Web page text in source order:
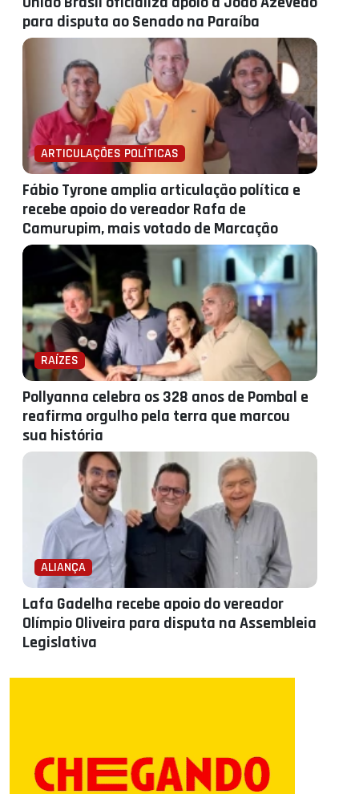
para disputa ao Senado na Paraíba
ARTICULAÇÕES POLÍTICAS
Fábio Tyrone amplia articulação política e
recebe apoio do vereador Rafa de
Camurupim, mais votado de Marcação
RAÍZES
Pollyanna celebra os 328 anos de Pombal e
reafirma orgulho pela terra que marcou
sua história
ALIANÇA
Lafa Gadelha recebe apoio do vereador
Olímpio Oliveira para disputa na Assembleia
Legislativa